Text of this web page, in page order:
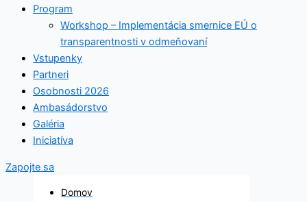
Program
Workshop – Implementácia smernice EÚ o
transparentnosti v odmeňovaní
Vstupenky
Partneri
Osobnosti 2026
Ambasádorstvo
Galéria
Iniciatíva
Zapojte sa
Domov